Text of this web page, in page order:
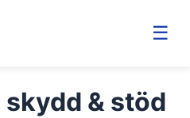
☰
& stöd